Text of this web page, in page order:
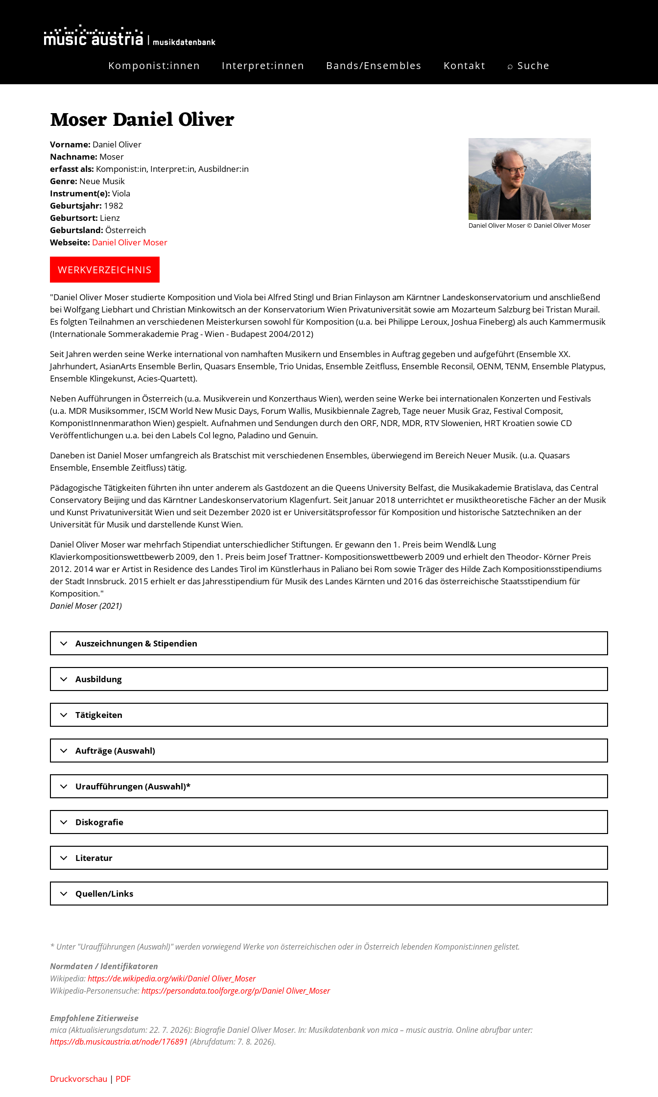
Komponist:innen Interpret:innen Bands/Ensembles Kontakt ⌕ Suche
Moser Daniel Oliver
Vorname Daniel Oliver
Nachname Moser
erfasst als Komponist:in Interpret:in Ausbildner:in
Genre Neue Musik
Instrument(e) Viola
Geburtsjahr 1982
Geburtsort Lienz
Geburtsland Österreich
Webseite Daniel Oliver Moser
WERKVERZEICHNIS
Daniel Oliver Moser © Daniel Oliver Moser
"Daniel Oliver Moser studierte Komposition und Viola bei Alfred Stingl und Brian Finlayson am Kärntner Landeskonservatorium und anschließend
bei Wolfgang Liebhart und Christian Minkowitsch an der Konservatorium Wien Privatuniversität sowie am Mozarteum Salzburg bei Tristan Murail.
Es folgten Teilnahmen an verschiedenen Meisterkursen sowohl für Komposition (u.a. bei Philippe Leroux, Joshua Fineberg) als auch Kammermusik
(Internationale Sommerakademie Prag - Wien - Budapest 2004/2012)
Seit Jahren werden seine Werke international von namhaften Musikern und Ensembles in Auftrag gegeben und aufgeführt (Ensemble XX.
Jahrhundert, AsianArts Ensemble Berlin, Quasars Ensemble, Trio Unidas, Ensemble Zeitfluss, Ensemble Reconsil, OENM, TENM, Ensemble Platypus,
Ensemble Klingekunst, Acies-Quartett).
Neben Aufführungen in Österreich (u.a. Musikverein und Konzerthaus Wien), werden seine Werke bei internationalen Konzerten und Festivals
(u.a. MDR Musiksommer, ISCM World New Music Days, Forum Wallis, Musikbiennale Zagreb, Tage neuer Musik Graz, Festival Composit,
KomponistInnenmarathon Wien) gespielt. Aufnahmen und Sendungen durch den ORF, NDR, MDR, RTV Slowenien, HRT Kroatien sowie CD
Veröffentlichungen u.a. bei den Labels Col legno, Paladino und Genuin.
Daneben ist Daniel Moser umfangreich als Bratschist mit verschiedenen Ensembles, überwiegend im Bereich Neuer Musik. (u.a. Quasars
Ensemble, Ensemble Zeitfluss) tätig.
Pädagogische Tätigkeiten führten ihn unter anderem als Gastdozent an die Queens University Belfast, die Musikakademie Bratislava, das Central
Conservatory Beijing und das Kärntner Landeskonservatorium Klagenfurt. Seit Januar 2018 unterrichtet er musiktheoretische Fächer an der Musik
und Kunst Privatuniversität Wien und seit Dezember 2020 ist er Universitätsprofessor für Komposition und historische Satztechniken an der
Universität für Musik und darstellende Kunst Wien.
Daniel Oliver Moser war mehrfach Stipendiat unterschiedlicher Stiftungen. Er gewann den 1. Preis beim Wendl& Lung
Klavierkompositionswettbewerb 2009, den 1. Preis beim Josef Trattner- Kompositionswettbewerb 2009 und erhielt den Theodor- Körner Preis
2012. 2014 war er Artist in Residence des Landes Tirol im Künstlerhaus in Paliano bei Rom sowie Träger des Hilde Zach Kompositionsstipendiums
der Stadt Innsbruck. 2015 erhielt er das Jahresstipendium für Musik des Landes Kärnten und 2016 das österreichische Staatsstipendium für
Komposition."
Daniel Moser (2021)
Auszeichnungen & Stipendien
Ausbildung
Tätigkeiten
Aufträge (Auswahl)
Uraufführungen (Auswahl)*
Diskografie
Literatur
Quellen/Links
* Unter "Uraufführungen (Auswahl)" werden vorwiegend Werke von österreichischen oder in Österreich lebenden Komponist:innen gelistet.
Normdaten / Identifikatoren
Wikipedia:https://de.wikipedia.org/wiki/Daniel Oliver_Moser
Wikipedia-Personensuche:https://persondata.toolforge.org/p/Daniel Oliver_Moser
Empfohlene Zitierweise
mica (Aktualisierungsdatum: 22. 7. 2026): Biografie Daniel Oliver Moser. In: Musikdatenbank von mica – music austria. Online abrufbar unter:
https://db.musicaustria.at/node/176891 (Abrufdatum: 7. 8. 2026).
Druckvorschau | PDF